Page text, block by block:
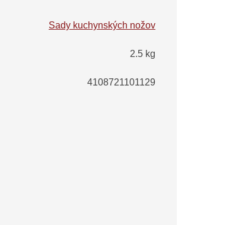
Sady kuchynských nožov
2.5 kg
4108721101129